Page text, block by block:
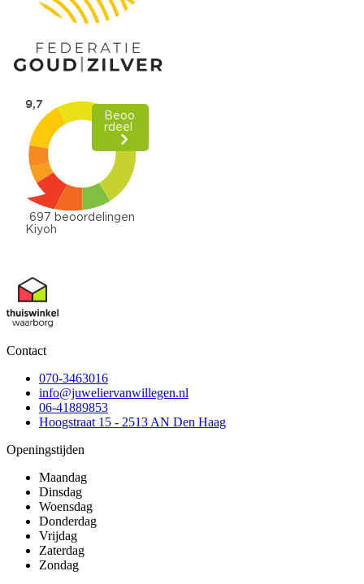
Contact
070-3463016
info@juweliervanwillegen.nl
06-41889853
Hoogstraat 15 - 2513 AN Den Haag
Openingstijden
Maandag
Dinsdag
Woensdag
Donderdag
Vrijdag
Zaterdag
Zondag